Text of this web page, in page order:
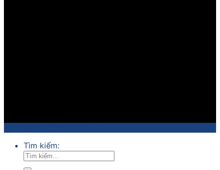
Tìm kiếm: